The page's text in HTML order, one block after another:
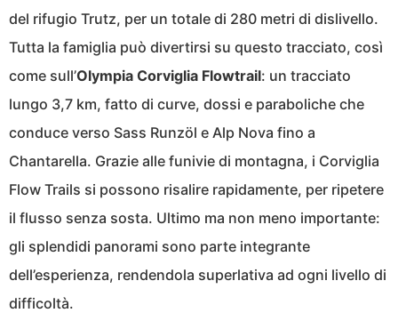
del rifugio Trutz, per un totale di 280 metri di dislivello.
Tutta la famiglia può divertirsi su questo tracciato, così
come sull’Olympia Corviglia Flowtrail: un tracciato
lungo 3,7 km, fatto di curve, dossi e paraboliche che
conduce verso Sass Runzöl e Alp Nova fino a
Chantarella. Grazie alle funivie di montagna, i Corviglia
Flow Trails si possono risalire rapidamente, per ripetere
il flusso senza sosta. Ultimo ma non meno importante:
gli splendidi panorami sono parte integrante
dell’esperienza, rendendola superlativa ad ogni livello di
difficoltà.